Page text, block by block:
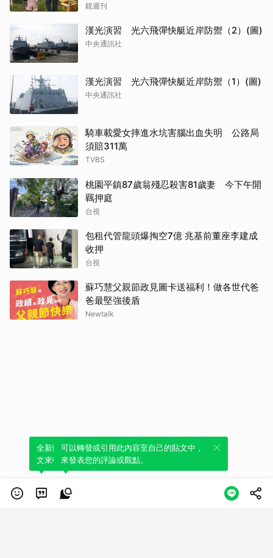
鏡週刊
漢光演習 光六飛彈快艇近岸防禦（2）(圖)
中央通訊社
漢光演習 光六飛彈快艇近岸防禦（1）(圖)
中央通訊社
騎車載愛女摔進水坑害腦出血失明 公路局
須賠311萬
TVBS
桃園平鎮87歲翁殘忍殺害81歲妻 今下午開
羈押庭
台視
包租代管龍頭爆掏空7億 兆基前董座李建成
收押
台視
蘇巧慧父親節政見圖卡送福利！做各世代爸
爸最堅強後盾
Newtalk
全新體驗！一鍵引用此內容，透過發布貼
文來輕鬆表達個人立場。
可以轉發或引用此內容至自己的貼文中，
來發表您的評論或觀點。